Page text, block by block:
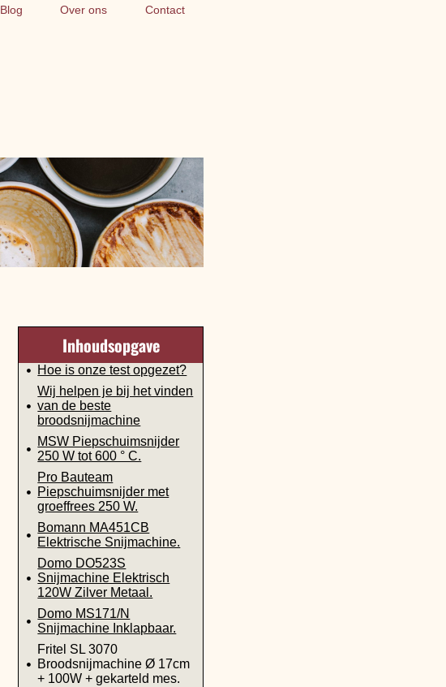
Blog Over ons Contact
Inhoudsopgave
Hoe is onze test opgezet?
Wij helpen je bij het vinden
van de beste
broodsnijmachine
MSW Piepschuimsnijder
250 W tot 600 ° C.
Pro Bauteam
Piepschuimsnijder met
groeffrees 250 W.
Bomann MA451CB
Elektrische Snijmachine.
Domo DO523S
Snijmachine Elektrisch
120W Zilver Metaal.
Domo MS171/N
Snijmachine Inklapbaar.
Fritel SL 3070
Broodsnijmachine Ø 17cm
+ 100W + gekarteld mes.